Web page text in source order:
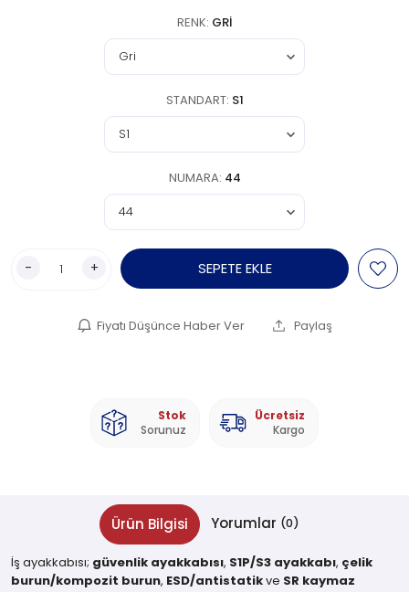
RENK: GRI
STANDART: S1
NUMARA: 44
- + SEPETE EKLE
Fiyatı Düşünce Haber Ver Paylaş
Stok
Sorunuz
Ücretsiz
Kargo
Ürün Bilgisi Yorumlar (0)
İş ayakkabısı; güvenlik ayakkabısı, S1P/S3 ayakkabı, çelik
burun/kompozit burun, ESD/antistatik ve SR kaymaz